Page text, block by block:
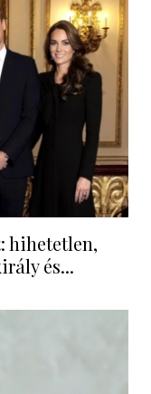
hihetetlen,
és...